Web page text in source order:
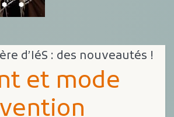
d’IéS : des nouveautés !
et mode